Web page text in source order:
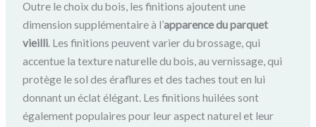
Outre le choix du bois, les finitions ajoutent une
dimension supplémentaire à l’apparence du parquet
vieilli. Les finitions peuvent varier du brossage, qui
accentue la texture naturelle du bois, au vernissage, qui
protège le sol des éraflures et des taches tout en lui
donnant un éclat élégant. Les finitions huilées sont
également populaires pour leur aspect naturel et leur